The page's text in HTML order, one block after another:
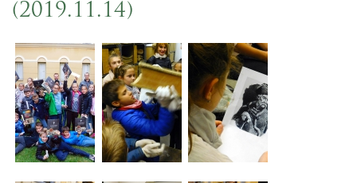
(2019.11.14)